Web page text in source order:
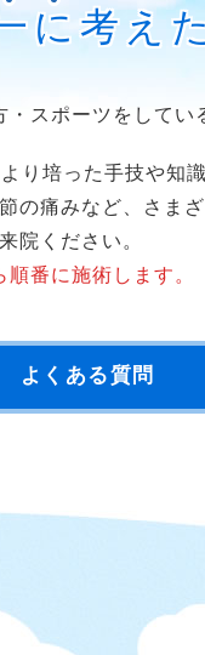
に考え
スポーツをしてい
り培った手技や知識
痛みなど、さま
院ください。
番に施術します。
よくある質問